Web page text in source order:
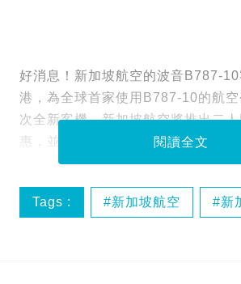
好消息！新加坡航空的波音B787-
港，為全球首家使用B787-10的航
次全新客機，新加坡航空將推出二
惠，並於3月7日至8日率先開賣！
閱讀全文
Tags : 新加坡航空 新